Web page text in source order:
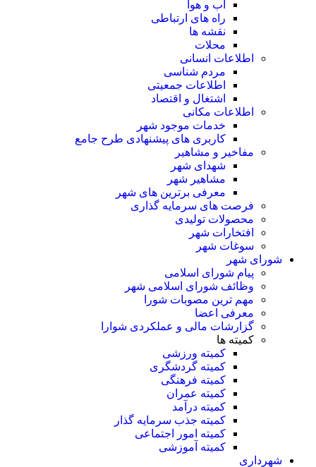
آب و هوا
راه های ارتباطی
نقشه ها
محلات
اطلاعات انسانی
مردم شناسی
اطلاعات جمعیتی
اشتغال و اقتصاد
اطلاعات مکانی
خدمات موجود شهر
کاربری های پیشنهادی طرح جامع
مفاخیر و مشاهیر
شهدای شهر
مشاهیر شهر
معرفی برترین های شهر
فرصت های سرمایه گذاری
محصولات تولیدی
افتخارات شهر
سوغات شهر
شورای شهر
پیام شورای اسلامی
وظائف شورای اسلامی شهر
مهم ترین مصوبات شورا
معرفی اعضا
گزارشات مالی و عملکردی شوارا
کمیته ها
کمیته ورزشی
کمیته گردشگری
کمیته فرهنگی
کمیته عمران
کمیته درآمد
کمیته جذب سرمایه گذار
کمیته امور اجتماعی
کمیته آموزشی
شهرداری